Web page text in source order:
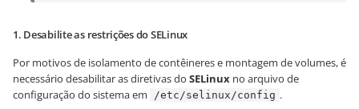
1. Desabilite as restrições do SELinux
Por motivos de isolamento de contêineres e montagem de volumes, é
necessário desabilitar as diretivas do SELinux no arquivo de
configuração do sistema em
/etc/selinux/config .